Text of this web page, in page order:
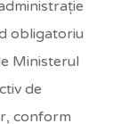
obligatoriu
Ministerul
de
conform